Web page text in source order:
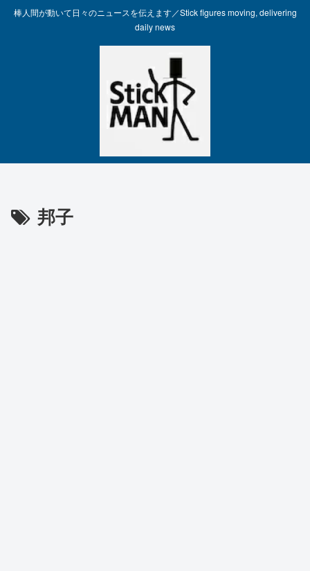
棒人間が動いて日々のニュースを伝えます／Stick figures moving, delivering
daily news
邦子